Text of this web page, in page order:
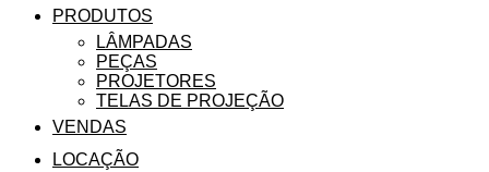
PRODUTOS
LÂMPADAS
PEÇAS
PROJETORES
TELAS DE PROJEÇÃO
VENDAS
LOCAÇÃO